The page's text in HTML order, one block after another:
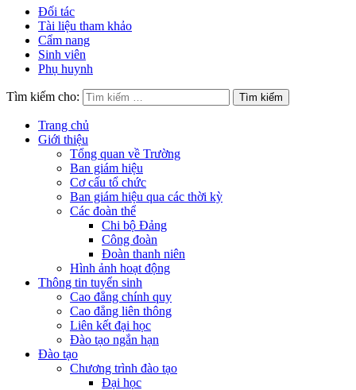
Đối tác
Tài liệu tham khảo
Cẩm nang
Sinh viên
Phụ huynh
Tìm kiếm cho:
Trang chủ
Giới thiệu
Tổng quan về Trường
Ban giám hiệu
Cơ cấu tổ chức
Ban giám hiệu qua các thời kỳ
Các đoàn thể
Chi bộ Đảng
Công đoàn
Đoàn thanh niên
Hình ảnh hoạt động
Thông tin tuyển sinh
Cao đẳng chính quy
Cao đẳng liên thông
Liên kết đại học
Đào tạo ngắn hạn
Đào tạo
Chương trình đào tạo
Đại học